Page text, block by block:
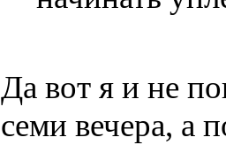
Да вот я и не
семи вечера, а